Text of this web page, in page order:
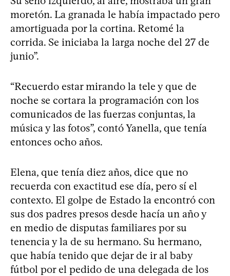
moretón. La granada le había impactado pero
amortiguada por la cortina. Retomé la
corrida. Se iniciaba la larga noche del 27 de
junio”.
“Recuerdo estar mirando la tele y que de
noche se cortara la programación con los
comunicados de las fuerzas conjuntas, la
música y las fotos”, contó Yanella, que tenía
entonces ocho años.
Elena, que tenía diez años, dice que no
recuerda con exactitud ese día, pero sí el
contexto. El golpe de Estado la encontró con
sus dos padres presos desde hacía un año y
en medio de disputas familiares por su
tenencia y la de su hermano. Su hermano,
que había tenido que dejar de ir al baby
fútbol por el pedido de una delegada de los